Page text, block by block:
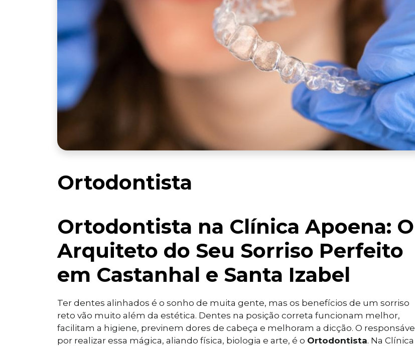
Ortodontista
Ortodontista na Clínica Apoena: O
Arquiteto do Seu Sorriso Perfeito
em Castanhal e Santa Izabel
Ter dentes alinhados é o sonho de muita gente, mas os benefícios de um sorriso
reto vão muito além da estética. Dentes na posição correta funcionam melhor,
facilitam a higiene, previnem dores de cabeça e melhoram a dicção. O responsável
por realizar essa mágica, aliando física, biologia e arte, é o Ortodontista. Na Clínica